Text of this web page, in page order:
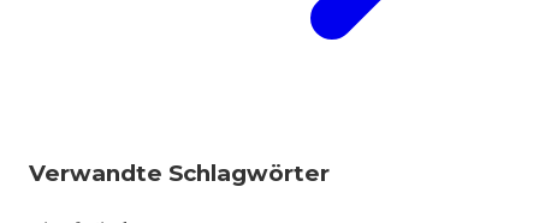
Verwandte Schlagwörter